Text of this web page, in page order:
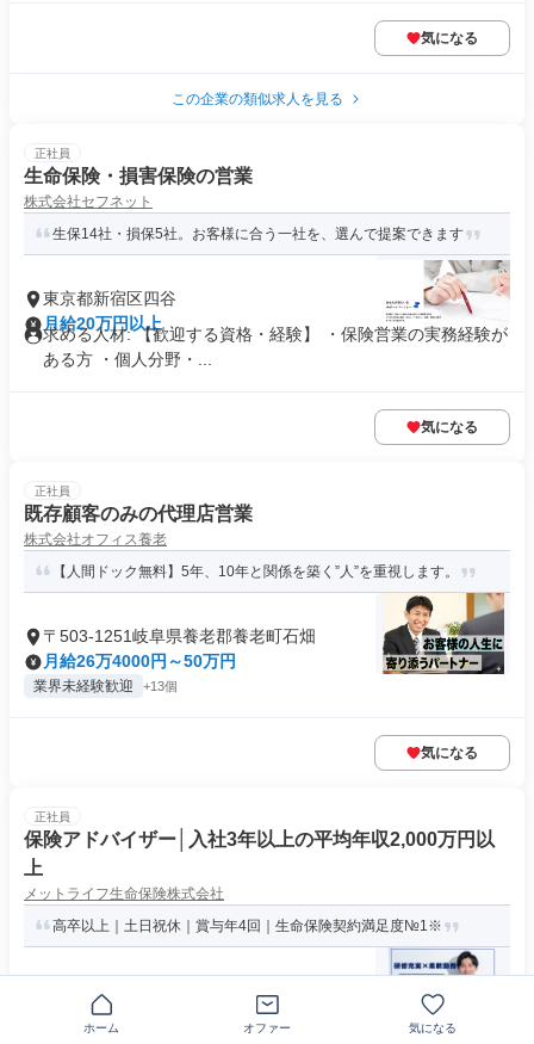
気になる
この企業の類似求人を見る
正社員
生命保険・損害保険の営業
株式会社セフネット
生保14社・損保5社。お客様に合う一社を、選んで提案できます
東京都新宿区四谷
月給20万円以上
求める人材: 【歓迎する資格・経験】 ・保険営業の実務経験が
ある方 ・個人分野・...
気になる
正社員
既存顧客のみの代理店営業
株式会社オフィス養老
【人間ドック無料】5年、10年と関係を築く”人”を重視します。
〒503-1251岐阜県養老郡養老町石畑
月給26万4000円～50万円
業界未経験歓迎 +13個
気になる
正社員
保険アドバイザー│入社3年以上の平均年収2,000万円以
上
メットライフ生命保険株式会社
高卒以上｜土日祝休｜賞与年4回｜生命保険契約満足度№1※
大阪府大阪市北区天満橋
月給20万円～75万円
求めている人材 ★未経験歓迎 【このような方はピッタリ！】
ホーム オファー 気になる